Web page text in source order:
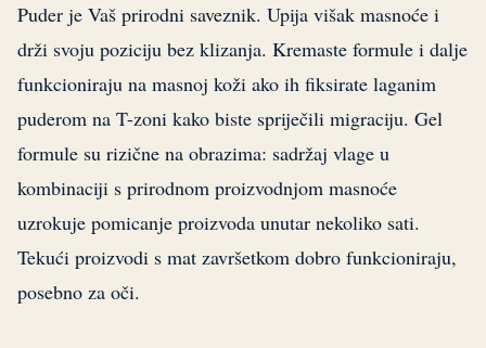
Puder je Vaš prirodni saveznik. Upija višak masnoće i
drži svoju poziciju bez klizanja. Kremaste formule i dalje
funkcioniraju na masnoj koži ako ih fiksirate laganim
puderom na T-zoni kako biste spriječili migraciju. Gel
formule su rizične na obrazima: sadržaj vlage u
kombinaciji s prirodnom proizvodnjom masnoće
uzrokuje pomicanje proizvoda unutar nekoliko sati.
Tekući proizvodi s mat završetkom dobro funkcioniraju,
posebno za oči.